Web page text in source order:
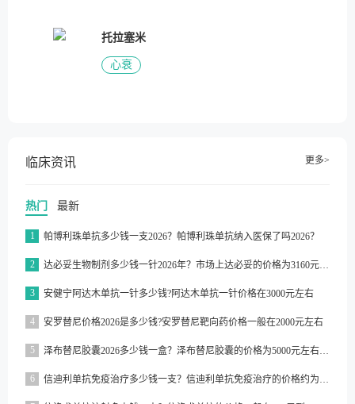
托拉塞米
心衰
临床资讯 更多>
热门 最新
1 帕博利珠单抗多少钱一支2026？帕博利珠单抗纳入医保了吗2026？
2 达必妥生物制剂多少钱一针2026年？市场上达必妥的价格为3160元/支左右
3 安健宁阿达木单抗一针多少钱?阿达木单抗一针价格在3000元左右
4 安罗替尼价格2026是多少钱?安罗替尼靶向药价格一般在2000元左右
5 泽布替尼胶囊2026多少钱一盒？泽布替尼胶囊的价格为5000元左右一盒
6 信迪利单抗免疫治疗多少钱一支？信迪利单抗免疫治疗的价格约为2843元一支